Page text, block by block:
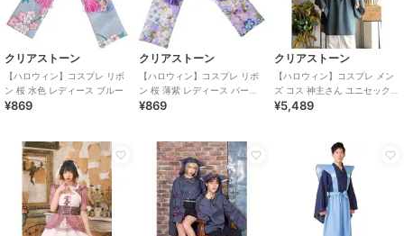
クリアストーン
【ハロウィン】コスプレ リボ
ン 桜 水色 レディース ブルー
¥869
クリアストーン
【ハロウィン】コスプレ リボ
ン 桜 薄紫 レディース パープ
ル
¥869
クリアストーン
【ハロウィン】コスプレ メン
ズ コス 神主さん ユニセックス
ブルー
¥5,489